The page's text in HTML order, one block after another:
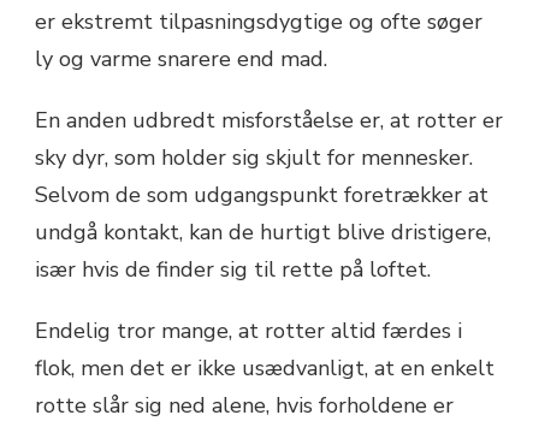
er ekstremt tilpasningsdygtige og ofte søger
ly og varme snarere end mad.
En anden udbredt misforståelse er, at rotter er
sky dyr, som holder sig skjult for mennesker.
Selvom de som udgangspunkt foretrækker at
undgå kontakt, kan de hurtigt blive dristigere,
især hvis de finder sig til rette på loftet.
Endelig tror mange, at rotter altid færdes i
flok, men det er ikke usædvanligt, at en enkelt
rotte slår sig ned alene, hvis forholdene er